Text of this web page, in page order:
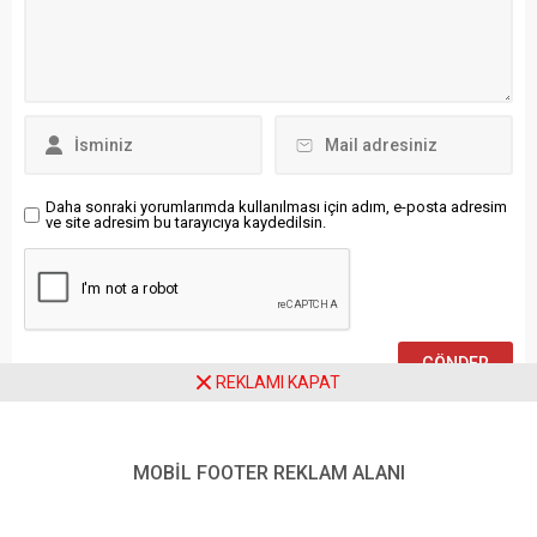
212” adlı grup...
Sayın Ferdinant...
Daha sonraki yorumlarımda kullanılması için adım, e-posta adresim
ve site adresim bu tarayıcıya kaydedilsin.
REKLAMI KAPAT
MOBİL FOOTER REKLAM ALANI